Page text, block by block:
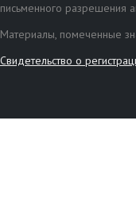
письменного разрешения
Материалы, помеченные
Свидетельство о